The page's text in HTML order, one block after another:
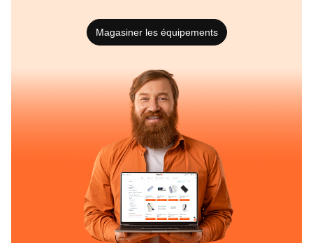
Magasiner les équipements